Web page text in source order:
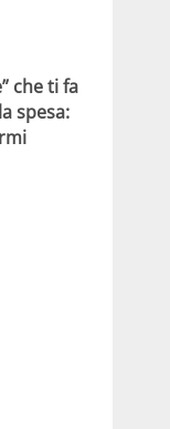
che ti fa
spesa: